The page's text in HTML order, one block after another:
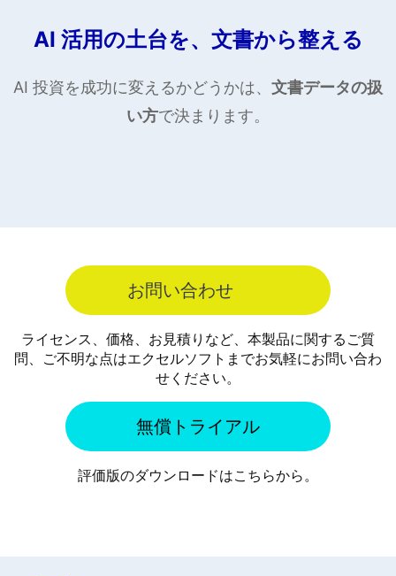
AI 活用の土台を、文書から整える
AI 投資を成功に変えるかどうかは、 文書データの扱
い方で決まります。
お問い合わせ
ライセンス、価格、お見積りなど、本製品に関するご質
問、ご不明な点はエクセルソフトまでお気軽にお問い合わ
せください。
無償トライアル
評価版のダウンロードはこちらから。